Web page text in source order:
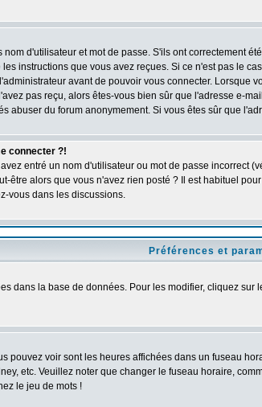
d'utilisateur et mot de passe. S'ils ont correctement
instructions que vous avez reçues. Si ce n'est pas le
avant de pouvoir vous connecter.
pas reçu, alors êtes-vous bien sûr que l'adresse e-
abuser du forum anonymement. Si vous êtes sûr que
connecter ?!
entré un nom d'utilisateur ou mot de passe
être alors que vous n'avez rien posté ? Il est habituel
vous dans les discussions.
Préférences et
dans la base de données. Pour les modifier, cliquez sur
pouvez voir sont les heures affichées dans un fuseau
etc. Veuillez noter que changer le fuseau horaire,
le jeu de mots !